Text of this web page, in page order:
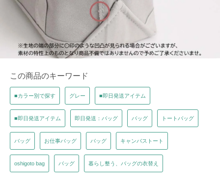
この商品のキーワード
■カラー別で探す グレー ■即日発送アイテム
■即日発送アイテム 即日発送：バッグ バッグ トートバッグ
バッグ お仕事バッグ バッグ キャンバストート
oshigoto bag バッグ 暮らし整う、バッグの衣替え